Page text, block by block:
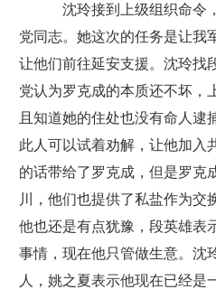
沈玲接到上级组织命令
党同志。她这次的任务是让我
让他们前往延安支援。沈玲找
党认为罗克成的本质还不坏，
且知道她的住处也没有命人逮
此人可以试着劝解，让他加入
的话带给了罗克成，但是罗克
川，他们也提供了私盐作为交
他也还是有点犹豫，段英雄表
事情，现在他只管做生意。沈
人，姚之夏表示他现在已经是